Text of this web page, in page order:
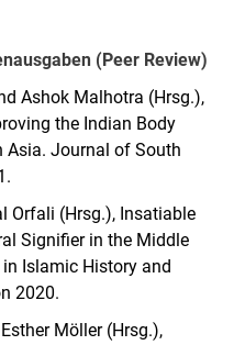
(Peer Review)
Ashok Malhotra (Hrsg.),
the Indian Body
Asia. Journal of South
Orfali (Hrsg.), Insatiable
Signifier in the Middle
Islamic History and
2020.
Möller (Hrsg.),